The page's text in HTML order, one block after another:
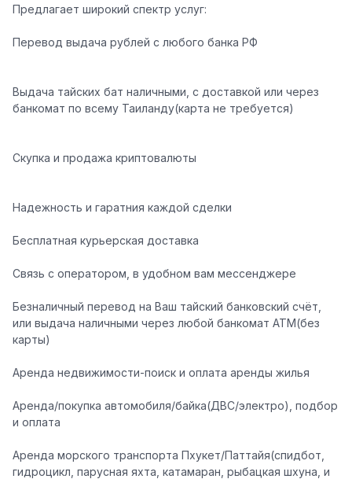
Предлагает широкий спектр услуг:
Перевод выдача рублей с любого банка РФ
Выдача тайских бат наличными, с доставкой или через
банкомат по всему Таиланду(карта не требуется)
Скупка и продажа криптовалюты
Надежность и гаратния каждой сделки
Бесплатная курьерская доставка
Связь с оператором, в удобном вам мессенджере
Безналичный перевод на Ваш тайский банковский счёт,
или выдача наличными через любой банкомат АТМ(без
карты)
Аренда недвижимости-поиск и оплата аренды жилья
Аренда/покупка автомобиля/байка(ДВС/электро), подбор
и оплата
Аренда морского транспорта Пхукет/Паттайя(спидбот,
гидроцикл, парусная яхта, катамаран, рыбацкая шхуна, и